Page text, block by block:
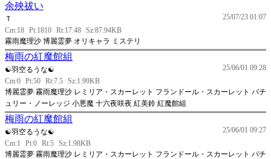
余殃祓い
25/07/23 01:07
Ｔ
Cm:18 Pt:1810 Rt:17.48 Sz:87.94KB
霧雨魔理沙 博麗霊夢 オリキャラ ミステリ
梅雨の紅魔館組
25/06/01 09:28
☯羽空るうな☯
Cm:0 Pt:50 Rt:7.5 Sz:1.99KB
博麗霊夢 霧雨魔理沙 レミリア・スカーレット フランドール・スカーレット パチ
ュリー・ノーレッジ 小悪魔 十六夜咲夜 紅美鈴 紅魔館組
梅雨の紅魔館組
25/06/01 09:27
☯羽空るうな☯
Cm:1
Pt:0 Rt:5 Sz:1.98KB
博麗霊夢 霧雨魔理沙 レミリア・スカーレット フランドール・スカーレット パチ